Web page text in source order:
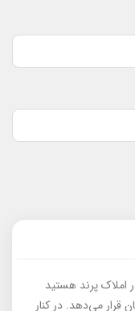
املاک پرند هستید
قرار می‌دهد. در کنار